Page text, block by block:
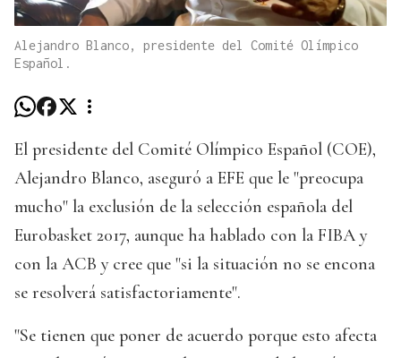
Alejandro Blanco, presidente del Comité Olímpico
Español.
El presidente del Comité Olímpico Español (COE),
Alejandro Blanco, aseguró a EFE que le "preocupa
mucho" la exclusión de la selección española del
Eurobasket 2017, aunque ha hablado con la FIBA y
con la ACB y cree que "si la situación no se encona
se resolverá satisfactoriamente".
"Se tienen que poner de acuerdo porque esto afecta